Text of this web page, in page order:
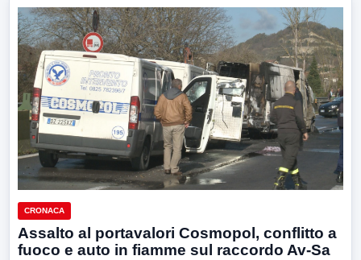
CRONACA
Assalto al portavalori Cosmopol, conflitto a
fuoco e auto in fiamme sul raccordo Av-Sa